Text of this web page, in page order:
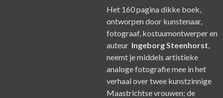
Het 160 pagina dikke boek,
ontworpen door kunstenaar,
fotograaf, kostuumontwerper en
auteur Ingeborg Steenhorst,
neemt je middels artistieke
analoge fotografie mee in het
verhaal over twee kunstzinnige
Maastrichtse vrouwen; de